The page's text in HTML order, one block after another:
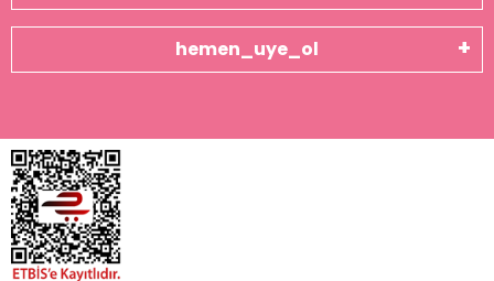
hemen_uye_ol